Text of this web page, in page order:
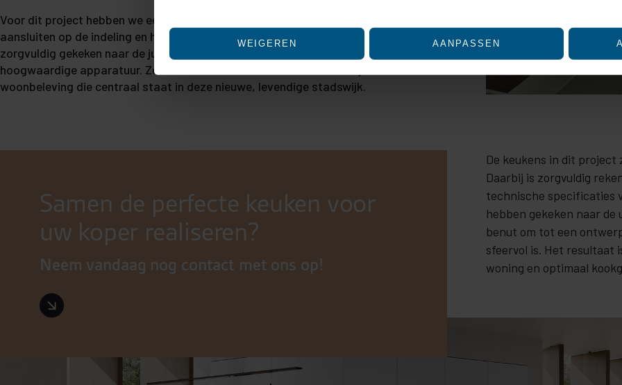
U kunt uw toestemming op elk moment wijzigen of intrekken in de Cookieverklaring.
We gebruiken cookies om content en advertenties te personaliseren, om functies
om ons websiteverkeer te analyseren. Ook delen we informatie over uw gebruik van
voor social media, adverteren en analyse. Deze partners kunnen deze gegevens
WEIGEREN AANPASSEN
Voor dit project hebben we een serie eigentijdse keukendesigns ontwikkeld die perfect
aansluiten op de indeling en het formaat van de appartementen. Bij elk ontwerp is
zorgvuldig gekeken naar de juiste balans tussen stijlvol design, slimme ruimtebenutting en
hoogwaardige apparatuur. Zo sluiten onze keukens naadloos aan bij de moderne
woonbeleving die centraal staat in deze nieuwe, levendige stadswijk.
Samen de perfecte keuken voor
uw koper realiseren?
Neem vandaag nog contact met ons op!
De keukens in dit
Daarbij is zorgvuldig
technische specificaties
hebben gekeken naar
benut om tot een
sfeervol is. Het resultaat
woning en optimaal